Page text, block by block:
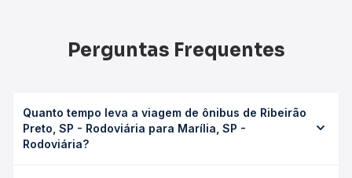
Perguntas Frequentes
Quanto tempo leva a viagem de ônibus de Ribeirão
Preto, SP - Rodoviária para Marília, SP -
Rodoviária?